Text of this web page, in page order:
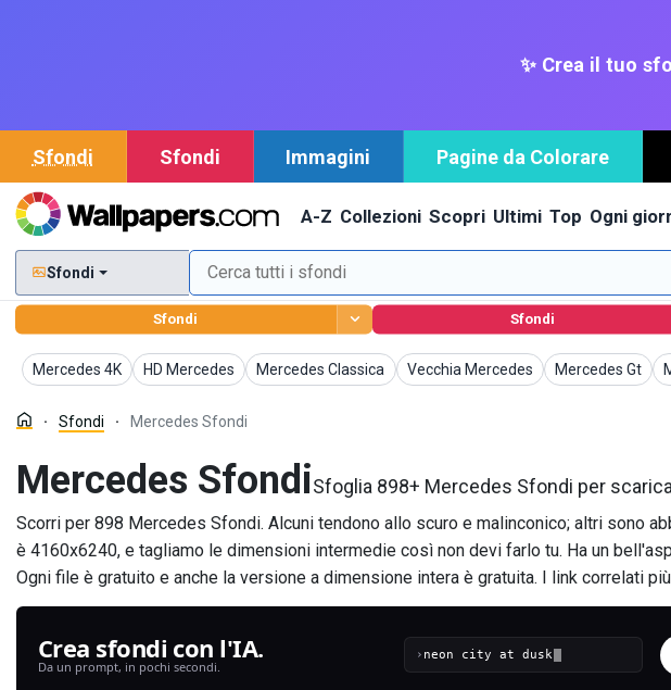
✨ Crea il tuo
Sfondi Sfondi Immagini Pagine da Colorare
A-Z Collezioni Scopri Ultimi Top Ogni
Sfondi
Sfondi Sfondi
Mercedes 4K
Sfondi HD Mercedes
Sfondi Mercedes Classica
Sfondi Vecchia Mercedes
Sfondi Mercedes Gt
Sfondi
Sfondi Mercedes Sfondi
Mercedes SfondiSfoglia 898+ Mercedes Sfondi per
Scorri per 898 Mercedes Sfondi. Alcuni tendono allo scuro e malinconico; altri sono
è 4160x6240, e tagliamo le dimensioni intermedie così non devi farlo tu. Ha un
Ogni file è gratuito e anche la versione a dimensione intera è gratuita. I link correlati
Crea sfondi con l'IA.
Da un prompt, in pochi secondi.
›